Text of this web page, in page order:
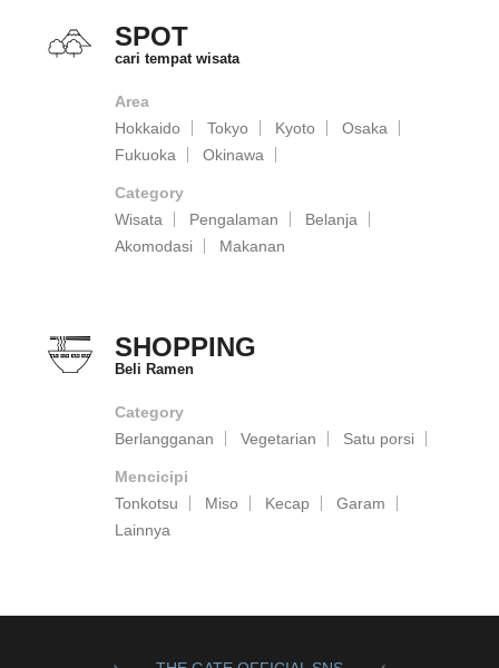
SPOT
cari tempat wisata
Area
Hokkaido
Tokyo Kyoto
Osaka
Fukuoka
Okinawa
Category
Wisata
Pengalaman
Belanja
Akomodasi
Makanan
SHOPPING
Beli Ramen
Category
Berlangganan
Vegetarian Satu porsi
Mencicipi
Tonkotsu
Miso Kecap
Garam
Lainnya